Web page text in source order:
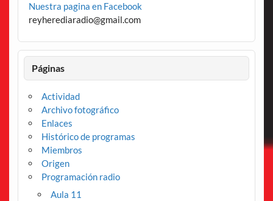
Nuestra pagina en Facebook
reyherediaradio@gmail.com
Páginas
Actividad
Archivo fotográfico
Enlaces
Histórico de programas
Miembros
Origen
Programación radio
Aula 11